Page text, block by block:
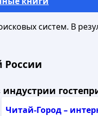
систем. В
России
Читай-Город –